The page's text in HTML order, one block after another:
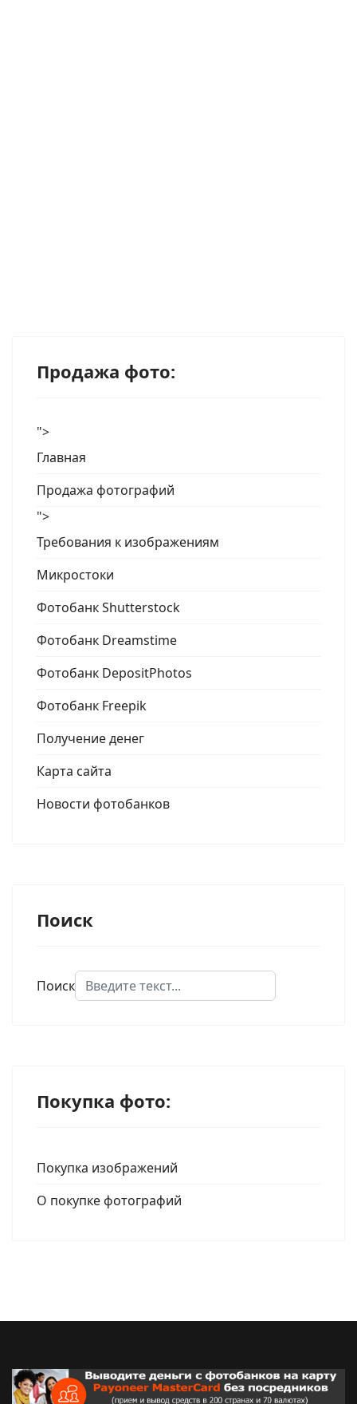
Продажа фото:
">
Главная
Продажа фотографий
">
Требования к изображениям
Микростоки
Фотобанк Shutterstock
Фотобанк Dreamstime
Фотобанк DepositPhotos
Фотобанк Freepik
Получение денег
Карта сайта
Новости фотобанков
Поиск
Поиск
Покупка фото:
Покупка изображений
О покупке фотографий